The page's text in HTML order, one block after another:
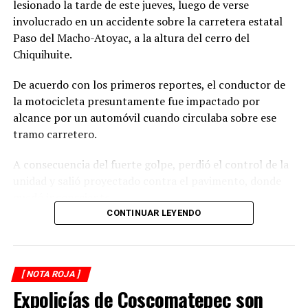
lesionado la tarde de este jueves, luego de verse
involucrado en un accidente sobre la carretera estatal
Paso del Macho-Atoyac, a la altura del cerro del
Chiquihuite.
De acuerdo con los primeros reportes, el conductor de
la motocicleta presuntamente fue impactado por
alcance por un automóvil cuando circulaba sobre ese
tramo carretero.
A consecuencia del fuerte golpe, perdió el control de la
Testigos del accidente solicitaron de inmediato el apoyo
de los cuerpos de emergencia al percatarse de que el
asfáltica, mientras otros automovilistas redujeron la
velocidad para evitar otro percance.
CONTINUAR LEYENDO
[ NOTA ROJA ]
Expolicías de Coscomatepec son